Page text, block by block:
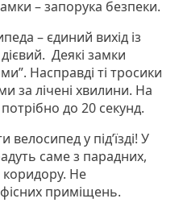
– запорука безпеки.
– єдиний вихід із
Деякі замки
Насправді ті тросики
за лічені хвилини. На
до 20 секунд.
у під’їзді! У
саме з парадних,
коридору. Не
приміщень.